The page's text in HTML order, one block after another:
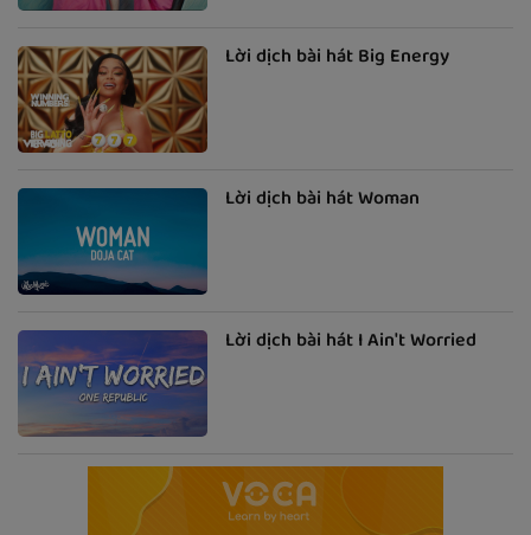
Lời dịch bài hát Big Energy
Lời dịch bài hát Woman
Lời dịch bài hát I Ain't Worried